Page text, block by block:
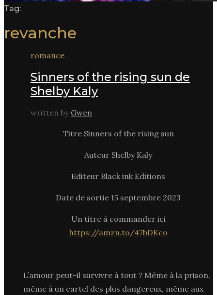
Tag:
revanche
romance
Sinners of the rising sun de
Shelby Kaly
written by Gwen
Titre Sinners of the rising sun
Auteur Shelby Kaly
Editeur Black ink Editions
Date de sortie 15 septembre 2023
Un titre à commander ici
https://amzn.to/47bDKco
L’amour peut-il survivre à tout ? Même à la prison,
même à un cartel des plus dangereux, même aux